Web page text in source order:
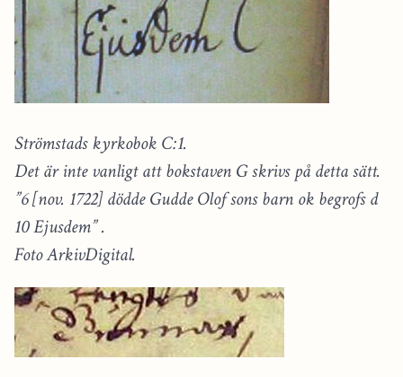
Strömstads kyrkobok C:1.
Det är inte vanligt att bokstaven G skrivs på detta sätt.
”6 [nov. 1722] dödde Gudde Olof sons barn ok begrofs d
10 Ejusdem” .
Foto ArkivDigital.